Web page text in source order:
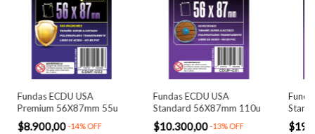
Fundas ECDU USA
Premium 56X87mm 55u
$8.900,00-14%OFF
Fundas ECDU USA
Standard 56X87mm 110u
$10.300,00-13%OFF